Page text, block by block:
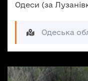
Одеси (за
Одеська